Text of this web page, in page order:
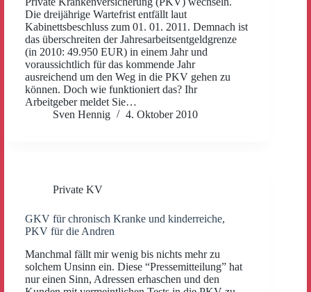
Die dreijährige Wartefrist entfällt laut
Kabinettsbeschluss zum 01. 01. 2011. Demnach ist
das überschreiten der Jahresarbeitsentgeldgrenze
(in 2010: 49.950 EUR) in einem Jahr und
voraussichtlich für das kommende Jahr
ausreichend um den Weg in die PKV gehen zu
können. Doch wie funktioniert das? Ihr
Arbeitgeber meldet Sie…
Sven Hennig
4. Oktober 2010
Private KV
GKV für chronisch Kranke und kinderreiche,
PKV für die Andren
Manchmal fällt mir wenig bis nichts mehr zu
solchem Unsinn ein. Diese “Pressemitteilung” hat
nur einen Sinn, Adressen erhaschen und den